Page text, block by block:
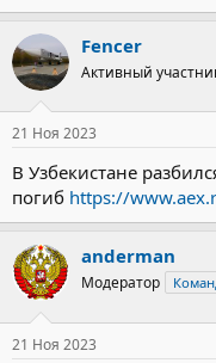
Fencer
Активный
21 Ноя 2023
В Узбекистане
погиб https://
anderman
Модератор
21 Ноя 2023